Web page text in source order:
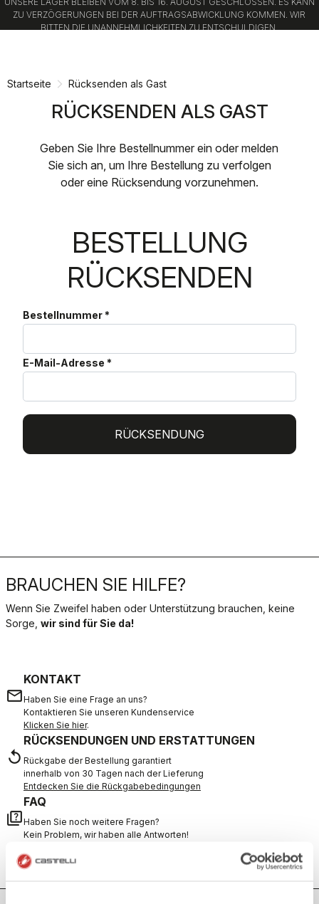
ZU VERZÖGERUNGEN BEI DER AUFTRAGSABWICKLUNG KOMMEN. WIR
BITTEN DIE UNANNEHMLICHKEITEN ZU ENTSCHULDIGEN.
Startseite Rücksenden als Gast
RÜCKSENDEN ALS GAST
Geben Sie Ihre Bestellnummer ein oder melden
Sie sich an, um Ihre Bestellung zu verfolgen
oder eine Rücksendung vorzunehmen.
BESTELLUNG
RÜCKSENDEN
Bestellnummer*
E-Mail-Adresse *
RÜCKSENDUNG
BRAUCHEN SIE HILFE?
Wenn Sie Zweifel haben oder Unterstützung brauchen, keine
Sorge, wir sind für Sie da!
email
KONTAKT
Haben Sie eine Frage an uns?
Kontaktieren Sie unseren Kundenservice
Klicken Sie hier.
replay
RÜCKSENDUNGEN UND ERSTATTUNGEN
Rückgabe der Bestellung garantiert
innerhalb von 30 Tagen nach der Lieferung
Entdecken Sie die Rückgabebedingungen
quiz
FAQ
Haben Sie noch weitere Fragen?
Kein Problem, wir haben alle Antworten!